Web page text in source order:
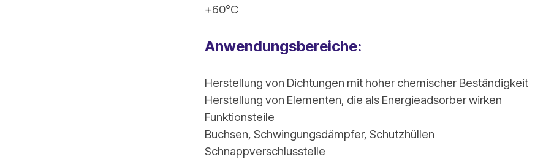
+60°C
Anwendungsbereiche:
Herstellung von Dichtungen mit hoher chemischer Beständigkeit
Herstellung von Elementen, die als Energieadsorber wirken
Funktionsteile
Buchsen, Schwingungsdämpfer, Schutzhüllen
Schnappverschlussteile